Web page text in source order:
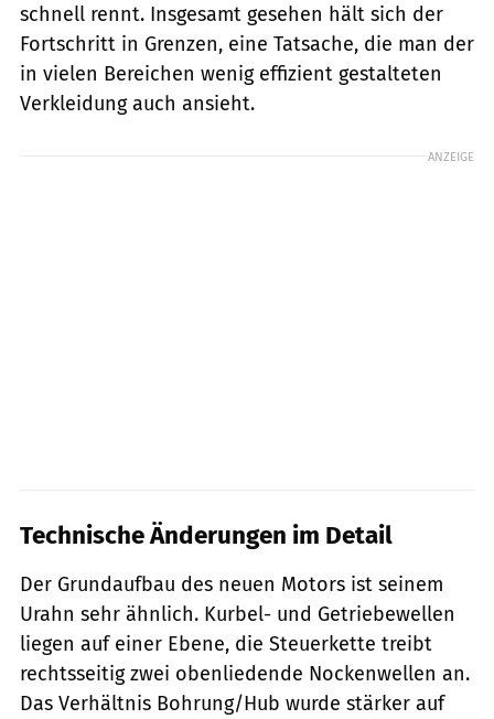
schnell rennt. Insgesamt gesehen hält sich der
Fortschritt in Grenzen, eine Tatsache, die man der
in vielen Bereichen wenig effizient gestalteten
Verkleidung auch ansieht.
ANZEIGE
Technische Änderungen im Detail
Der Grundaufbau des neuen Motors ist seinem
Urahn sehr ähnlich. Kurbel- und Getriebewellen
liegen auf einer Ebene, die Steuerkette treibt
rechtsseitig zwei obenliedende Nockenwellen an.
Das Verhältnis Bohrung/Hub wurde stärker auf